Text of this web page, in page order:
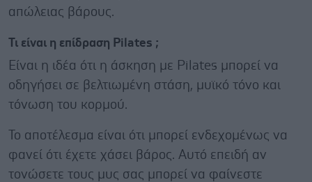
απώλειας βάρους.
Τι είναι η επίδραση Pilates ;
Είναι η ιδέα ότι η άσκηση με Pilates μπορεί να
οδηγήσει σε βελτιωμένη στάση, μυϊκό τόνο και
τόνωση του κορμού.
Το αποτέλεσμα είναι ότι μπορεί ενδεχομένως να
φανεί ότι έχετε χάσει βάρος. Αυτό επειδή αν
τονώσετε τους μυς σας μπορεί να φαίνεστε